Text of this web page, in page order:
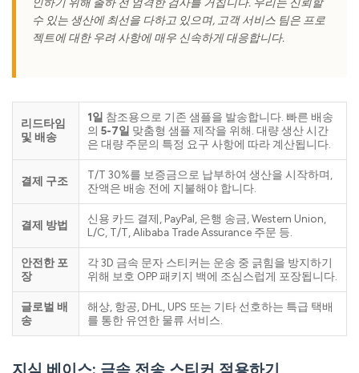
수 있는 생산에 최선을 다하고 있으며, 고객 서비스 팀은 프로
젝트에 대한 우려 사항에 매우 신속하게 대응합니다.
리드타임
및 배송
1일 참조용으로 기존 샘플을 발송합니다. 빠른 배송
의 5-7일 맞춤형 샘플 제작을 위해. 대량 생산 시간
은 대량 주문의 특정 요구 사항에 따라 계산됩니다.
결제 구조
T/T 30%를 보증금으로 납부하여 생산을 시작하며,
잔액은 배송 전에 지불해야 합니다.
결제 방법
신용 카드 결제, PayPal, 은행 송금, Western Union,
L/C, T/T, Alibaba Trade Assurance 주문 등.
안전한 포
장
각 3D 금속 문자 스티커는 운송 중 긁힘을 방지하기
위해 보호 OPP 패키지 백에 조심스럽게 포장됩니다.
글로벌 배
송
해상, 항공, DHL, UPS 또는 기타 선호하는 특급 택배
를 통한 유연한 물류 서비스.